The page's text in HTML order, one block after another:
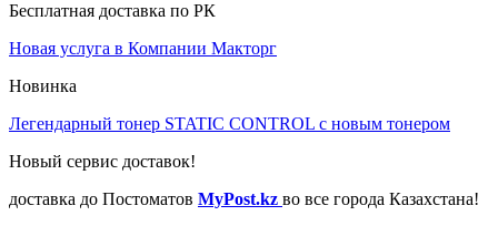
Бесплатная доставка по РК
Новая услуга в Компании Макторг
Новинка
Легендарный тонер STATIC CONTROL с новым тонером
Новый сервис доставок!
доставка до Постоматов MyPost.kz во все города Казахстана!